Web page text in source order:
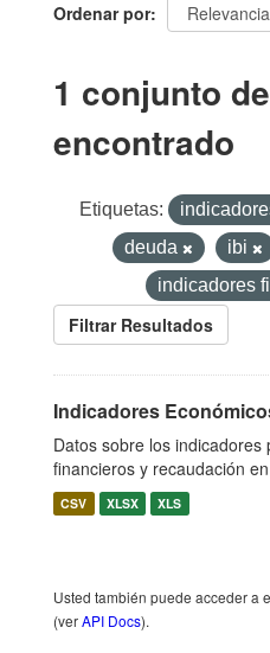
Ordenar por
1 conjunto
encontrado
Etiquetas:
deuda
ibi
indicadores
Filtrar Resultados
Indicadores
Datos sobre los indicadores
financieros y recaudación
CSV XLSX XLS
Usted también puede acceder a
(verAPI Docs).